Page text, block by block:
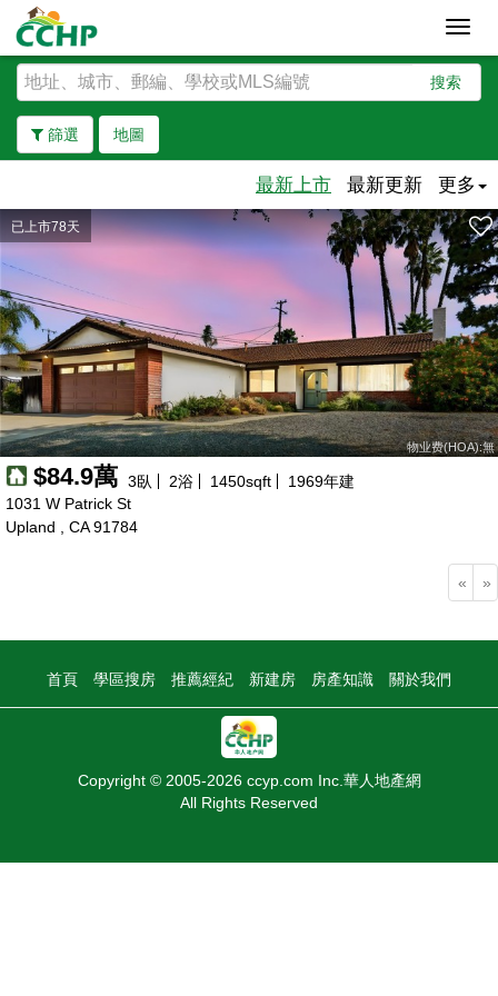
搜索
篩選 地圖
去除邊界
最新上市 最新更新 更多
已上市78天
物业费(HOA):無
$84.9萬 3臥 2浴 1450sqft 1969年建
1031 W Patrick St
Upland , CA 91784
« »
首頁 學區搜房 推薦經紀 新建房 房產知識 關於我們
Copyright © 2005-2026 ccyp.com Inc.華人地產網
All Rights Reserved